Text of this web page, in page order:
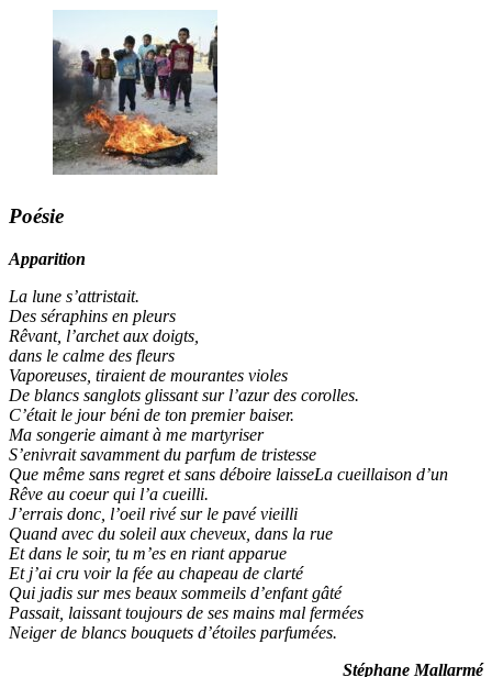
Poésie
Apparition
La lune s’attristait.
Des séraphins en pleurs
Rêvant, l’archet aux doigts,
dans le calme des fleurs
Vaporeuses, tiraient de mourantes violes
De blancs sanglots glissant sur l’azur des corolles.
C’était le jour béni de ton premier baiser.
Ma songerie aimant à me martyriser
S’enivrait savamment du parfum de tristesse
Que même sans regret et sans déboire laisseLa cueillaison d’un
Rêve au coeur qui l’a cueilli.
J’errais donc, l’oeil rivé sur le pavé vieilli
Quand avec du soleil aux cheveux, dans la rue
Et dans le soir, tu m’es en riant apparue
Et j’ai cru voir la fée au chapeau de clarté
Qui jadis sur mes beaux sommeils d’enfant gâté
Passait, laissant toujours de ses mains mal fermées
Neiger de blancs bouquets d’étoiles parfumées.
Stéphane Mallarmé